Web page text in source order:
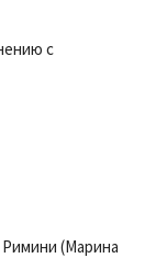
с
(Марина